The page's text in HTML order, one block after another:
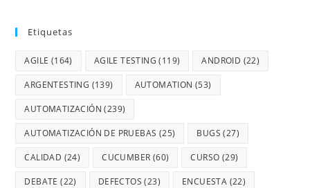
Etiquetas
AGILE (164) AGILE TESTING (119) ANDROID (22)
ARGENTESTING (139) AUTOMATION (53)
AUTOMATIZACIÓN (239)
AUTOMATIZACIÓN DE PRUEBAS (25) BUGS (27)
CALIDAD (24) CUCUMBER (60) CURSO (29)
DEBATE (22) DEFECTOS (23) ENCUESTA (22)